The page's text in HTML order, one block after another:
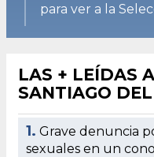
para ver a la
LAS + LEÍDAS
SANTIAGO
1. Grave denuncia
sexuales en un